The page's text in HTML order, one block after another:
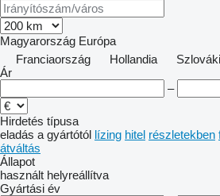
Magyarország Európa
Franciaország
Hollandia
Ár
–
Hirdetés típusa
eladás a gyártótól lízing hitel részletekben
átváltás
Állapot
használt helyreállítva
Gyártási év